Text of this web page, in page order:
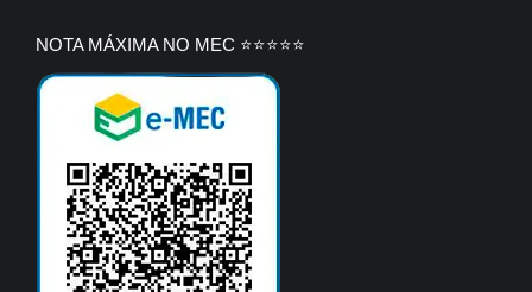
NOTA MÁXIMA NO MEC ⭐⭐⭐⭐⭐